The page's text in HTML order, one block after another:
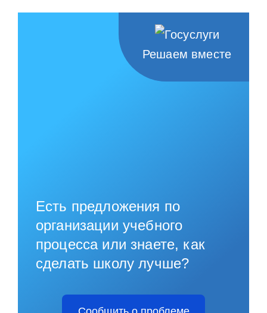
Решаем вместе
Есть предложения по
организации учебного
процесса или знаете, как
сделать школу лучше?